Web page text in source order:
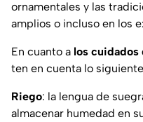
ornamentales y las
amplios o incluso en los
En cuanto a los cuidados
ten en cuenta lo
Riego: la lengua de
almacenar humedad en